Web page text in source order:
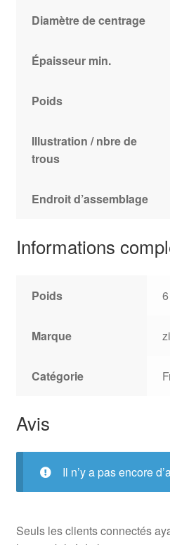
Diamètre de centrage
Épaisseur min.
Poids
Illustration / nbre de
trous
Endroit d’assemblage
Informations
Poids
Marque
Catégorie
Avis
Il n’y a pas encore
Seuls les clients connectés